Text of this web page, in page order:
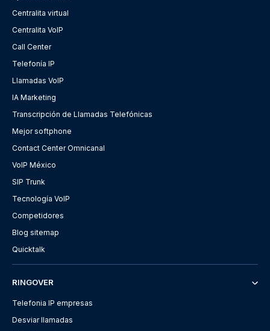
Centralita virtual
Centralita VoIP
Call Center
Telefonía IP
Llamadas VoIP
IA Marketing
Transcripción de Llamadas Telefónicas
Mejor softphone
Contact Center Omnicanal
VoIP México
SIP Trunk
Tecnología VoIP
Competidores
Blog sitemap
Quicktalk
RINGOVER
Telefonia IP empresas
Desviar llamadas